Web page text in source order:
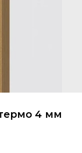
4 мм